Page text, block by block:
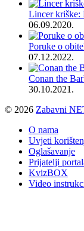
Lincer kriške:
06.09.2020.
Poruke o
07.12.2022.
Conan the
30.10.2021.
© 2026 Zabavni
O nama
Uvjeti
Oglašavanje
Prijatelji
KvizBOX
Video